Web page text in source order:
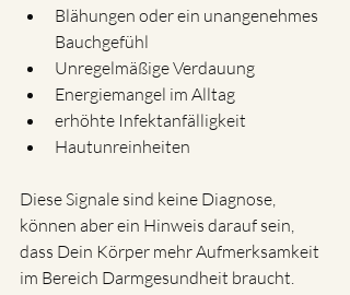
Blähungen oder ein unangenehmes
Bauchgefühl
Unregelmäßige Verdauung
Energiemangel im Alltag
erhöhte Infektanfälligkeit
Hautunreinheiten
Diese Signale sind keine Diagnose,
können aber ein Hinweis darauf sein,
dass Dein Körper mehr Aufmerksamkeit
im Bereich Darmgesundheit braucht.